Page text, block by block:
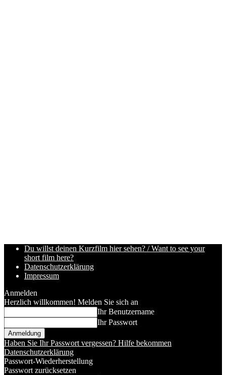
Du willst deinen Kurzfilm hier sehen? / Want to see your
short film here?
Datenschutzerklärung
Impressum
Anmelden
Herzlich willkommen! Melden Sie sich an
Ihr Benutzername
Ihr Passwort
Haben Sie Ihr Passwort vergessen? Hilfe bekommen
Datenschutzerklärung
Passwort-Wiederherstellung
Passwort zurücksetzen